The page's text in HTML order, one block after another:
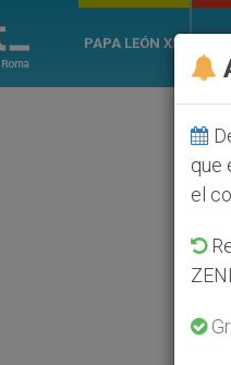
PAPA LEÓN XIV
que
el